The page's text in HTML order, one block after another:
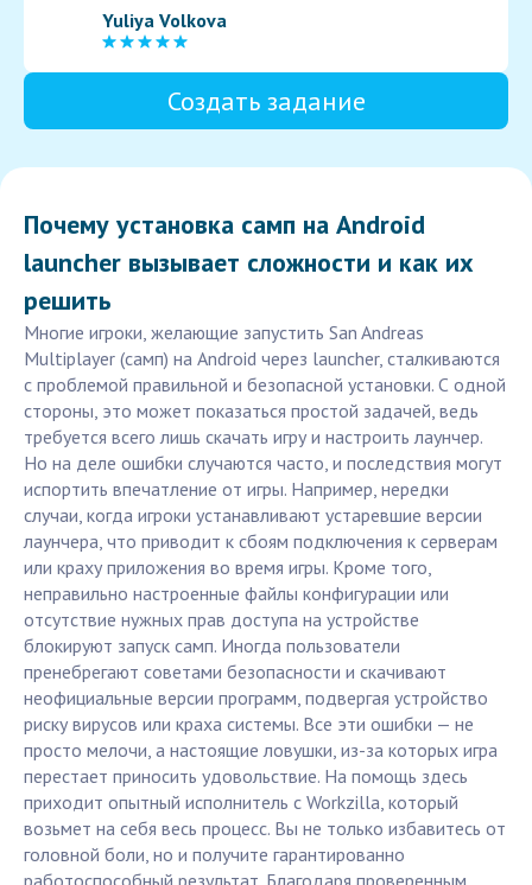
Yuliya Volkova
Создать задание
Почему установка самп на Android
launcher вызывает сложности и как их
решить
Многие игроки, желающие запустить San Andreas
Multiplayer (самп) на Android через launcher, сталкиваются
с проблемой правильной и безопасной установки. С одной
стороны, это может показаться простой задачей, ведь
требуется всего лишь скачать игру и настроить лаунчер.
Но на деле ошибки случаются часто, и последствия могут
испортить впечатление от игры. Например, нередки
случаи, когда игроки устанавливают устаревшие версии
лаунчера, что приводит к сбоям подключения к серверам
или краху приложения во время игры. Кроме того,
неправильно настроенные файлы конфигурации или
отсутствие нужных прав доступа на устройстве
блокируют запуск самп. Иногда пользователи
пренебрегают советами безопасности и скачивают
неофициальные версии программ, подвергая устройство
риску вирусов или краха системы. Все эти ошибки — не
просто мелочи, а настоящие ловушки, из-за которых игра
перестает приносить удовольствие. На помощь здесь
приходит опытный исполнитель с Workzilla, который
возьмет на себя весь процесс. Вы не только избавитесь от
головной боли, но и получите гарантированно